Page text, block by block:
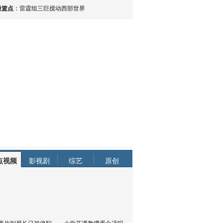
篮点 ： 雷霆组三巨搅动西部世界
视频 影视剧 综艺 原创